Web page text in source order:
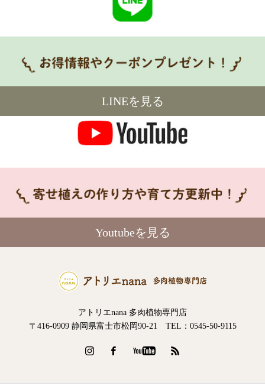
LINEを見る
Youtubeを見る
アトリエnana 多肉植物専門店
〒416-0909 静岡県富士市松岡90-21 TEL：0545-50-9115